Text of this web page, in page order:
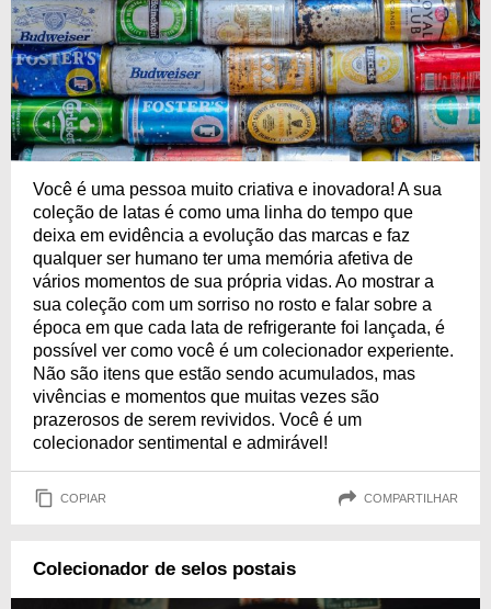
Você é uma pessoa muito criativa e inovadora! A sua
coleção de latas é como uma linha do tempo que
deixa em evidência a evolução das marcas e faz
qualquer ser humano ter uma memória afetiva de
vários momentos de sua própria vidas. Ao mostrar a
sua coleção com um sorriso no rosto e falar sobre a
época em que cada lata de refrigerante foi lançada, é
possível ver como você é um colecionador experiente.
Não são itens que estão sendo acumulados, mas
vivências e momentos que muitas vezes são
prazerosos de serem revividos. Você é um
colecionador sentimental e admirável!
COPIAR COMPARTILHAR
Colecionador de selos postais